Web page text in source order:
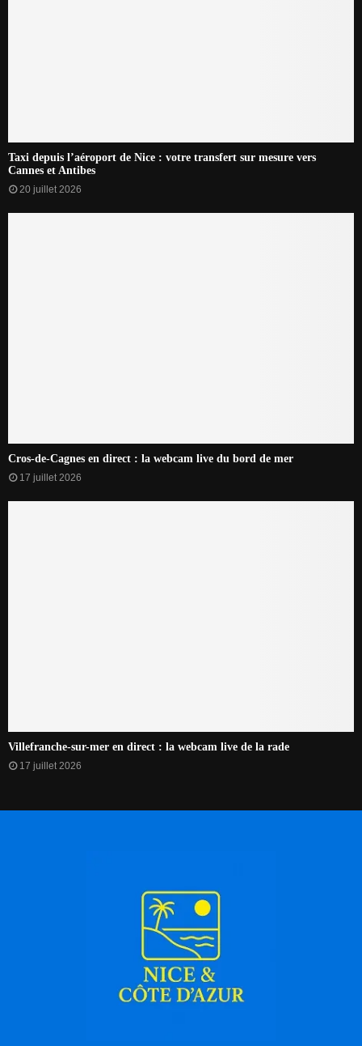
Taxi depuis l’aéroport de Nice : votre transfert sur mesure vers
Cannes et Antibes
20 juillet 2026
Cros-de-Cagnes en direct : la webcam live du bord de mer
17 juillet 2026
Villefranche-sur-mer en direct : la webcam live de la rade
17 juillet 2026